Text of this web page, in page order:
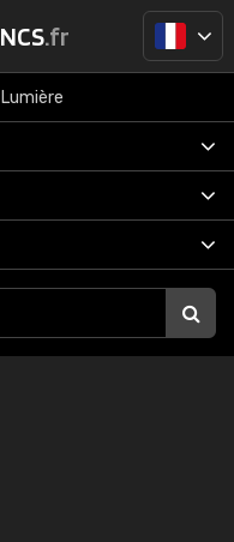
NCS.fr
Lumière